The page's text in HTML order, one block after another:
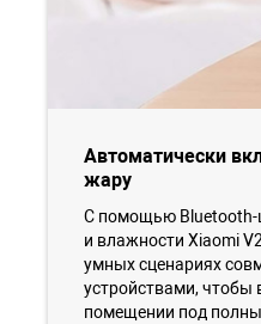
Автоматически
жару
С помощью Bluetooth-
и влажности Xiaomi
умных сценариях
устройствами, чтобы
помещении под